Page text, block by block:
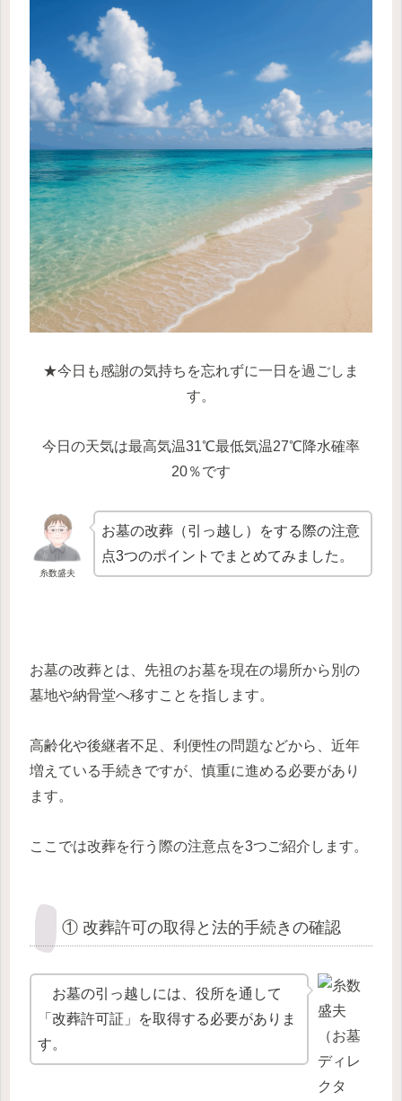
★今日も感謝の気持ちを忘れずに一日を過ごしま
す。
今日の天気は最高気温31℃最低気温27℃降水確率
20％です
糸数盛夫
お墓の改葬（引っ越し）をする際の注意
点3つのポイントでまとめてみました。
お墓の改葬とは、先祖のお墓を現在の場所から別の
墓地や納骨堂へ移すことを指します。
高齢化や後継者不足、利便性の問題などから、近年
増えている手続きですが、慎重に進める必要があり
ます。
ここでは改葬を行う際の注意点を3つご紹介します。
① 改葬許可の取得と法的手続きの確認
お墓の引っ越しには、役所を通して
「改葬許可証」を取得する必要がありま
す。